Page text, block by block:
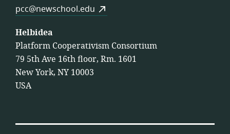
pcc@newschool.edu
Helbidea
Platform Cooperativism Consortium
79 5th Ave 16th floor, Rm. 1601
New York, NY 10003
USA